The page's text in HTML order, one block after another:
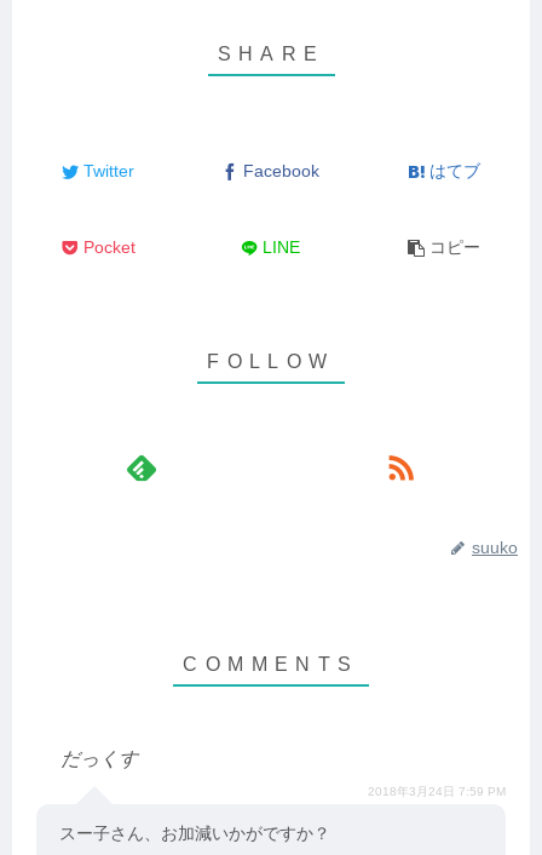
Twitter Facebook はてブ
Pocket LINE コピー
suuko
だっくす
2018年3月24日 7:59 PM
スー子さん、お加減いかがですか？